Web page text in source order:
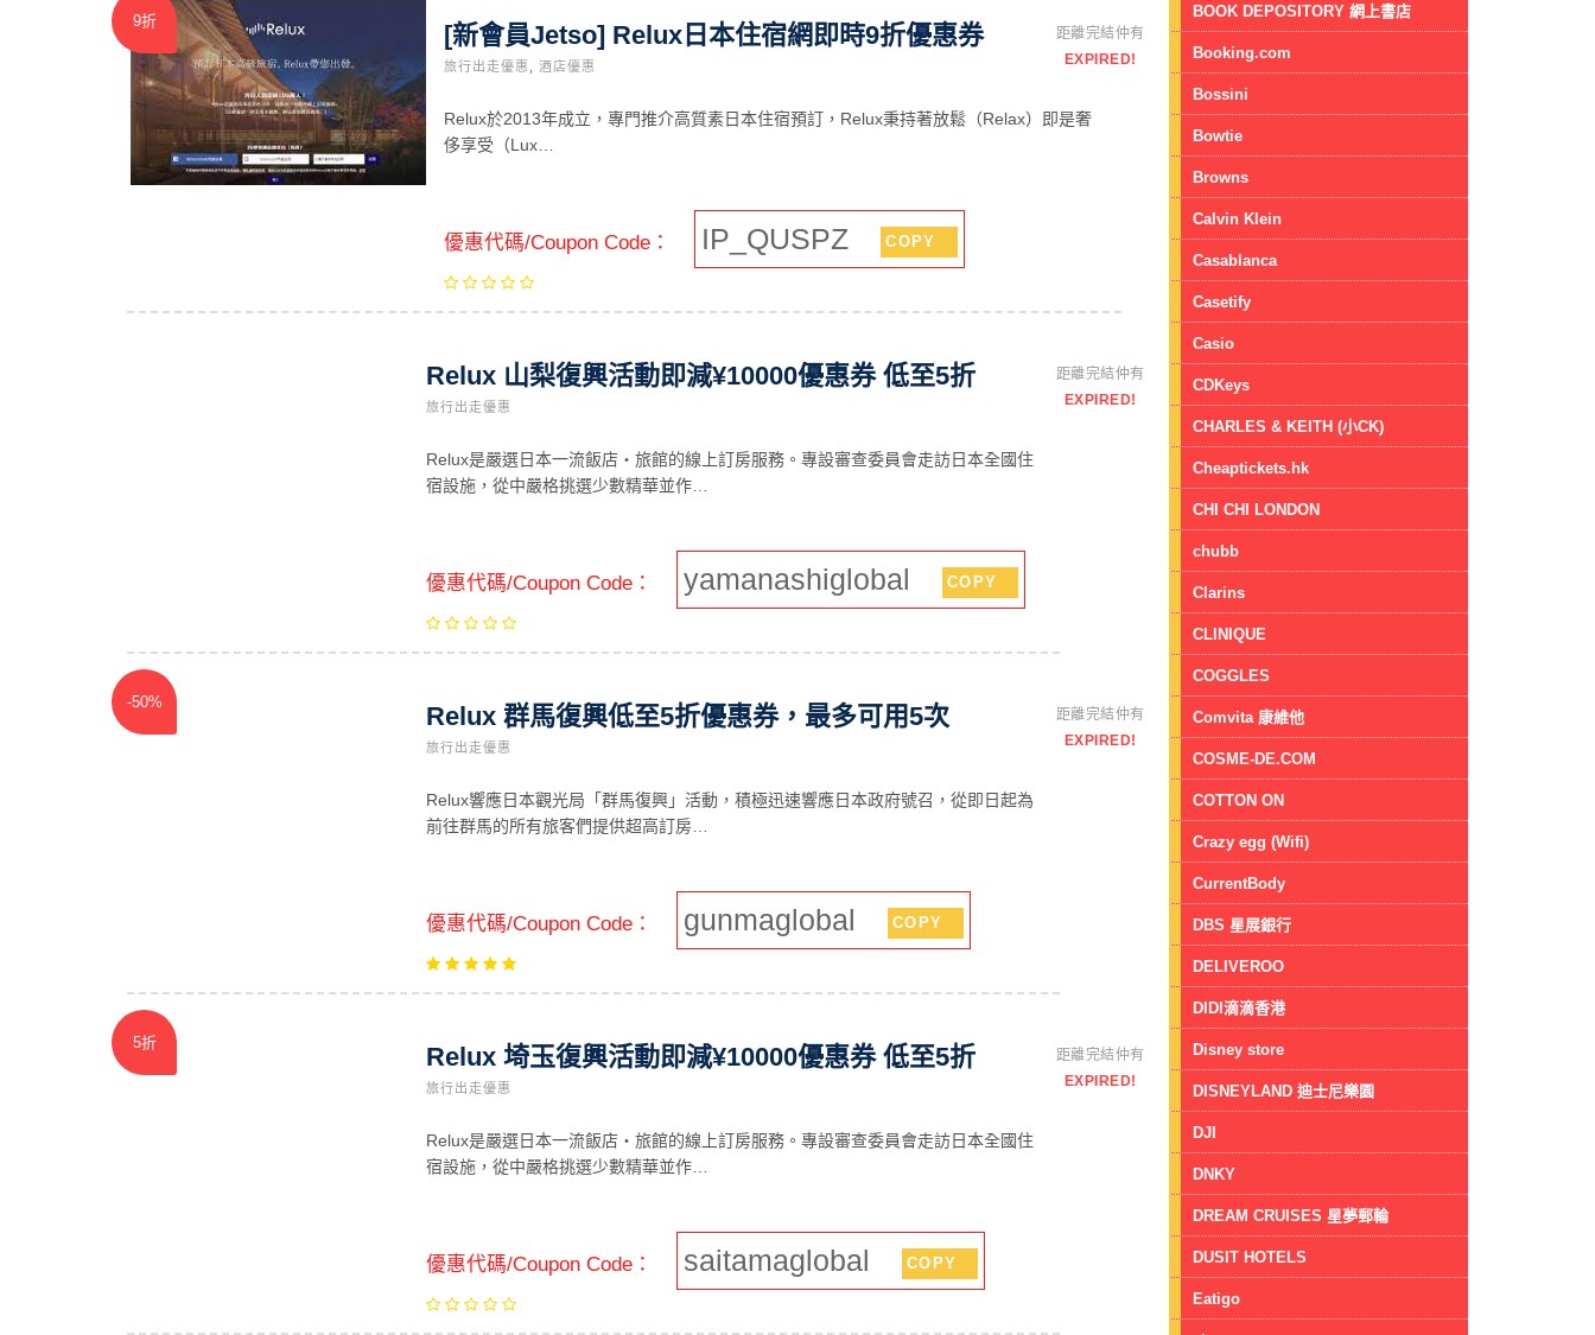
9折 [新會員Jetso] Relux日本住宿網即時9折優惠券
旅行出走優惠 ,酒店優惠
Relux於2013年成立，專門推介高質素日本住宿預訂，Relux秉持著放鬆（Relax）即是奢
侈享受（Lux…
優惠代碼/Coupon Code： IP_QUSPZ COPY
距離完結仲有
EXPIRED!
Relux 山梨復興活動即減¥10000優惠券 低至5折
旅行出走優惠
Relux是嚴選日本一流飯店・旅館的線上訂房服務。專設審查委員會走訪日本全國住
宿設施，從中嚴格挑選少數精華並作…
優惠代碼/Coupon Code： yamanashiglobal COPY
距離完結仲有
EXPIRED!
-50% Relux 群馬復興低至5折優惠券，最多可用5次
旅行出走優惠
Relux響應日本觀光局「群馬復興」活動，積極迅速響應日本政府號召，從即日起為
前往群馬的所有旅客們提供超高訂房…
優惠代碼/Coupon Code： gunmaglobal COPY
距離完結仲有
EXPIRED!
5折 Relux 埼玉復興活動即減¥10000優惠券 低至5折
旅行出走優惠
Relux是嚴選日本一流飯店・旅館的線上訂房服務。專設審查委員會走訪日本全國住
宿設施，從中嚴格挑選少數精華並作…
優惠代碼/Coupon Code： saitamaglobal COPY
距離完結仲有
EXPIRED!
BOOK DEPOSITORY 網上書店
Booking.com
Bossini
Bowtie
Browns
Calvin Klein
Casablanca
Casetify
Casio
CDKeys
CHARLES & KEITH (小CK)
Cheaptickets.hk
CHI CHI LONDON
chubb
Clarins
CLINIQUE
COGGLES
Comvita 康維他
COSME-DE.COM
COTTON ON
Crazy egg (Wifi)
CurrentBody
DBS 星展銀行
DELIVEROO
DIDI滴滴香港
Disney store
DISNEYLAND 迪士尼樂園
DJI
DNKY
DREAM CRUISES 星夢郵輪
DUSIT HOTELS
Eatigo